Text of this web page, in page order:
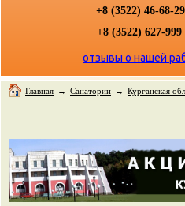
+8 (3522) 46-68-29
+8 (3522) 627-999
отзывы о нашей
Главная → Санатории → Курганская